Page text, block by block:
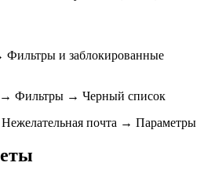
и заблокированные
→ Фильтры → Черный список
почта → Параметры